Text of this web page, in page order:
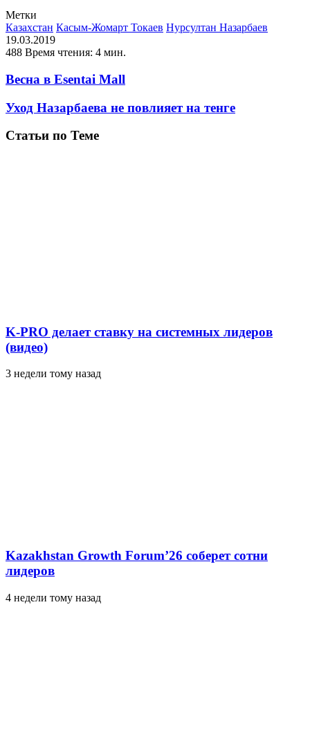
Метки
Казахстан Касым-Жомарт Токаев Нурсултан Назарбаев
19.03.2019
488 Время чтения: 4 мин.
Весна в Esentai Mall
Уход Назарбаева не повлияет на тенге
Статьи по Теме
K-PRO делает ставку на системных лидеров
(видео)
3 недели тому назад
Kazakhstan Growth Forum’26 соберет сотни
лидеров
4 недели тому назад